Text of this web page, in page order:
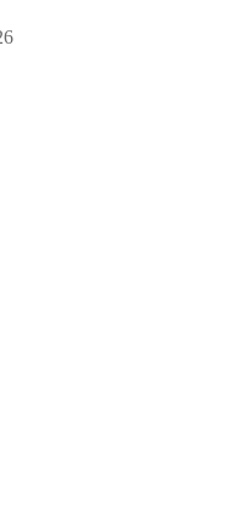
Jaśkowski - otwiera